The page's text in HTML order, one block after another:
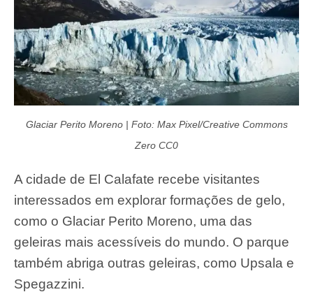
Glaciar Perito Moreno | Foto: Max Pixel/Creative Commons
Zero CC0
A cidade de El Calafate recebe visitantes
interessados em explorar formações de gelo,
como o Glaciar Perito Moreno, uma das
geleiras mais acessíveis do mundo. O parque
também abriga outras geleiras, como Upsala e
Spegazzini.